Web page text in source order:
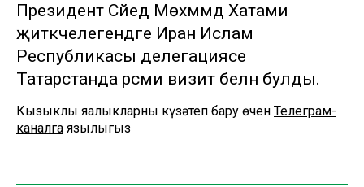
Президент Сәйед Мөхәммәд Хатами
җитәкчелегендәге Иран Ислам
Республикасы делегациясе
Татарстанда рәсми визит белән булды.
Кызыклы яңалыкларны күзәтеп бару өчен Телеграм-
каналга язылыгыз